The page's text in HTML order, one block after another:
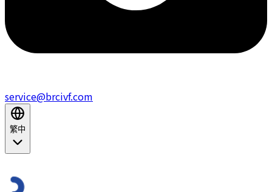
service@brcivf.com
繁中